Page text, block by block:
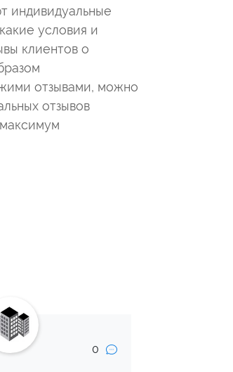
индивидуальные
условия и
клиентов о
отзывами, можно
отзывов
0